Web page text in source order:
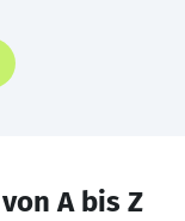
A bis Z